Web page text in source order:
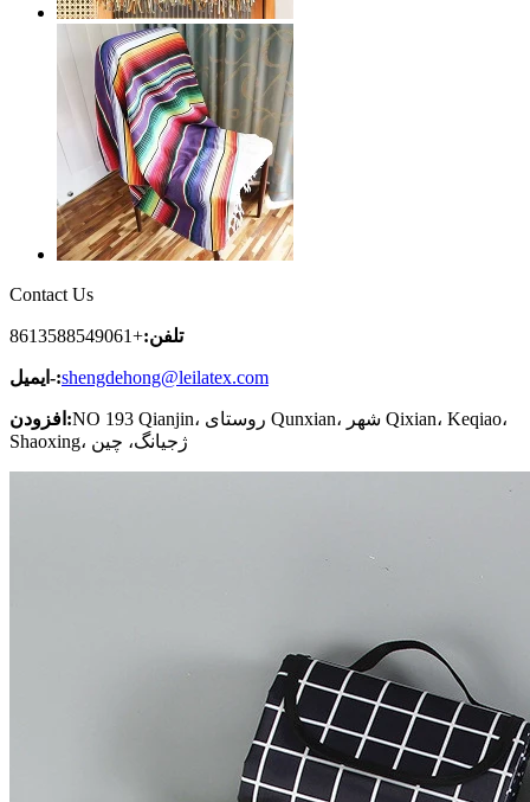
Contact Us
تلفن:+8613588549061
ایمیل-:shengdehong@leilatex.com
افزودن:NO 193 Qianjin، روستای Qunxian، شهر Qixian، Keqiao،
Shaoxing، ژجیانگ، چین